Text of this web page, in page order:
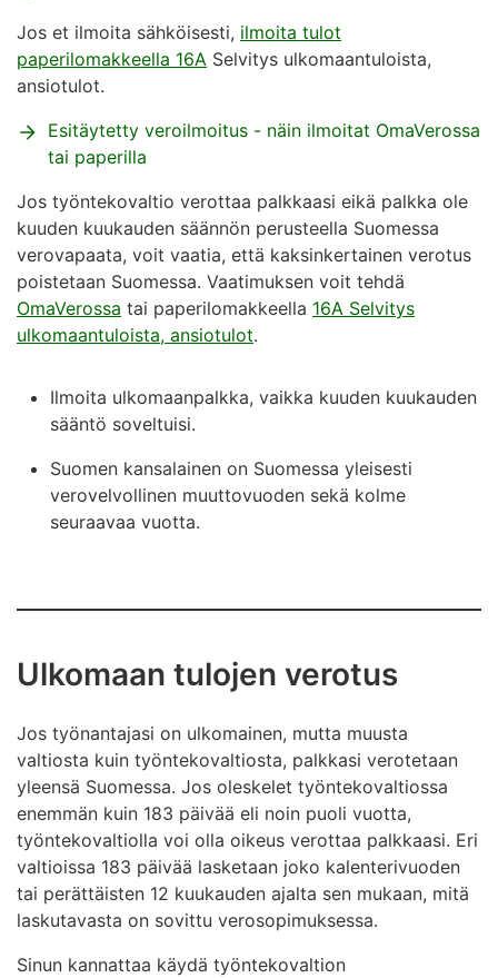
Jos et ilmoita sähköisesti, ilmoita tulot
paperilomakkeella 16A Selvitys ulkomaantuloista,
ansiotulot.
Esitäytetty veroilmoitus - näin ilmoitat OmaVerossa
tai paperilla
Jos työntekovaltio verottaa palkkaasi eikä palkka ole
kuuden kuukauden säännön perusteella Suomessa
verovapaata, voit vaatia, että kaksinkertainen verotus
poistetaan Suomessa. Vaatimuksen voit tehdä
OmaVerossa tai paperilomakkeella 16A Selvitys
ulkomaantuloista, ansiotulot.
Ilmoita ulkomaanpalkka, vaikka kuuden kuukauden
sääntö soveltuisi.
Suomen kansalainen on Suomessa yleisesti
verovelvollinen muuttovuoden sekä kolme
seuraavaa vuotta.
Ulkomaan tulojen verotus
Jos työnantajasi on ulkomainen, mutta muusta
valtiosta kuin työntekovaltiosta, palkkasi verotetaan
yleensä Suomessa. Jos oleskelet työntekovaltiossa
enemmän kuin 183 päivää eli noin puoli vuotta,
työntekovaltiolla voi olla oikeus verottaa palkkaasi. Eri
valtioissa 183 päivää lasketaan joko kalenterivuoden
tai perättäisten 12 kuukauden ajalta sen mukaan, mitä
laskutavasta on sovittu verosopimuksessa.
Sinun kannattaa käydä työntekovaltion